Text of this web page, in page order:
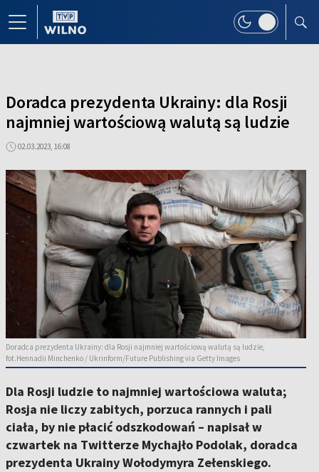
Doradca prezydenta Ukrainy: dla Rosji
najmniej wartościową walutą są ludzie
02.03.2023, 16:08
Doradca prezydenta Ukrainy: dla Rosji najmniej wartościową walutą są ludzie,
fot.Hennadii Minchenko / Ukrinform/Future Publishing via Getty Images
Dla Rosji ludzie to najmniej wartościowa waluta;
Rosja nie liczy zabitych, porzuca rannych i pali
ciała, by nie płacić odszkodowań – napisał w
czwartek na Twitterze Mychajło Podolak, doradca
prezydenta Ukrainy Wołodymyra Zełenskiego.